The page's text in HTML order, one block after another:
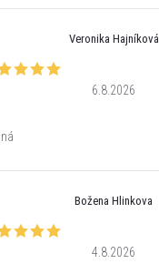
Veronika Hajníková
6.8.2026
Božena Hlinkova
4.8.2026